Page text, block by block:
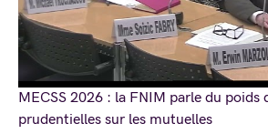
MECSS 2026 : la FNIM parle du poids
prudentielles sur les mutuelles